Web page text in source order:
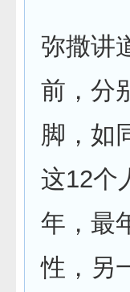
弥撒讲
前，分
脚，如
这12个
年，最
性，另